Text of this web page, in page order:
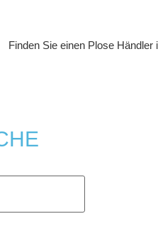
Finden Sie einen Plose Händler